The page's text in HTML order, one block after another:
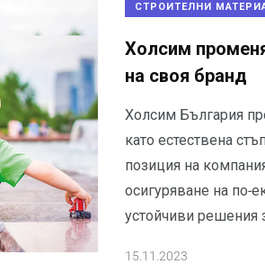
СТРОИТЕЛНИ
Холсим
на своя бранд
Холсим България
като естествена
позиция на
осигуряване на по-
устойчиви решения
15.11.2023